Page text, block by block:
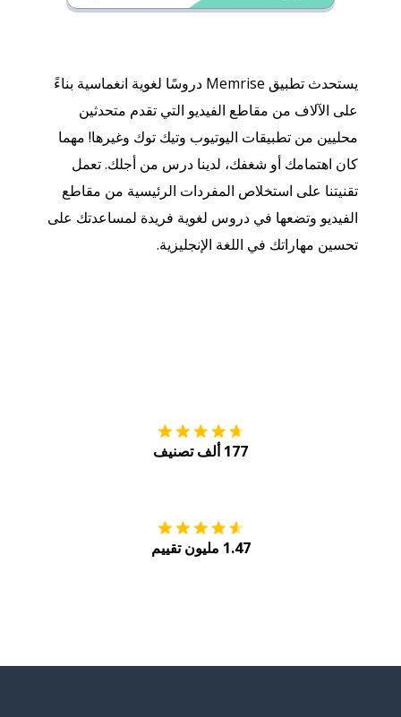
يستحدث تطبيق Memrise دروسًا لغوية انغماسية بناءً
على الآلاف من مقاطع الفيديو التي تقدم متحدثين
محليين من تطبيقات اليوتيوب وتيك توك وغيرها! مهما
كان اهتمامك أو شغفك، لدينا درس من أجلك. تعمل
تقنيتنا على استخلاص المفردات الرئيسية من مقاطع
الفيديو وتضعها في دروس لغوية فريدة لمساعدتك على
تحسين مهاراتك في اللغة الإنجليزية.
177 ألف تصنيف
1.47 مليون تقييم